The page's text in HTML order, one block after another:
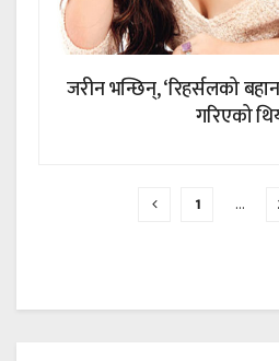
जरीन भन्छिन्, ‘रिहर्सलको
गरिएको
1 …